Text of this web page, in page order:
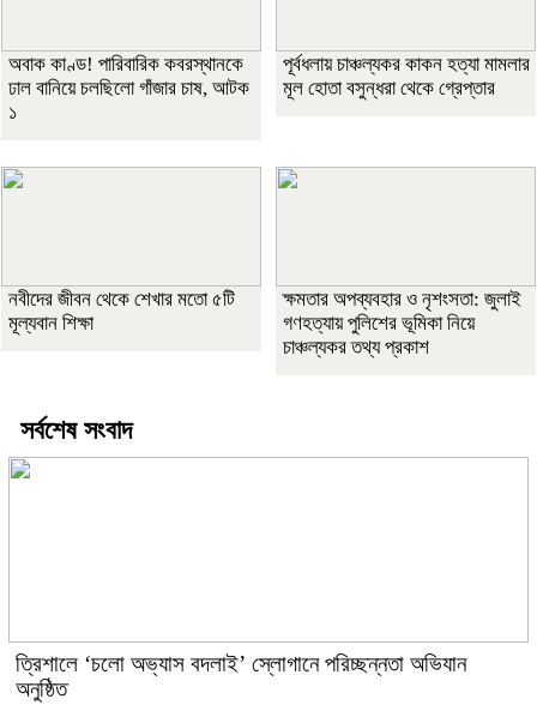
অবাক কাণ্ড! পারিবারিক কবরস্থানকে
ঢাল বানিয়ে চলছিলো গাঁজার চাষ, আটক
১
পূর্বধলায় চাঞ্চল্যকর কাকন হত্যা মামলার
মূল হোতা বসুন্ধরা থেকে গ্রেপ্তার
নবীদের জীবন থেকে শেখার মতো ৫টি
মূল্যবান শিক্ষা
ক্ষমতার অপব্যবহার ও নৃশংসতা: জুলাই
গণহত্যায় পুলিশের ভূমিকা নিয়ে
চাঞ্চল্যকর তথ্য প্রকাশ
সর্বশেষ সংবাদ
‎ত্রিশালে ‘চলো অভ্যাস বদলাই’ স্লোগানে পরিচ্ছন্নতা অভিযান
অনুষ্ঠিত